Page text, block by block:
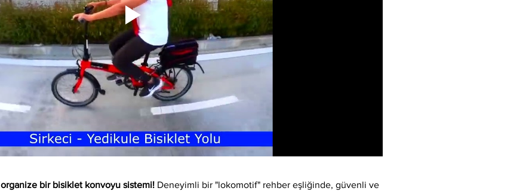
organize bir bisiklet konvoyu sistemi! Deneyimli bir "lokomotif" rehber eşliğinde, güvenli ve